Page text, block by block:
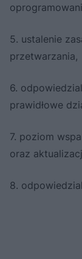
5. ustalenie
przetwarzania,
6.
prawidłowe
7. poziom
oraz
8.